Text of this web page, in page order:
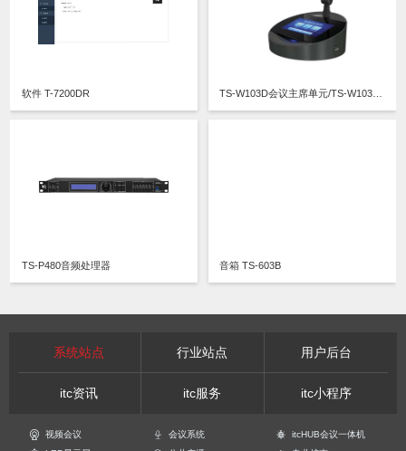
软件 T-7200DR
TS-P480音频处理器 音箱 TS-603B
系统站点 行业站点 用户后台
itc资讯 itc服务 itc小程序
视频会议 会议系统
itcHUB会议一体机